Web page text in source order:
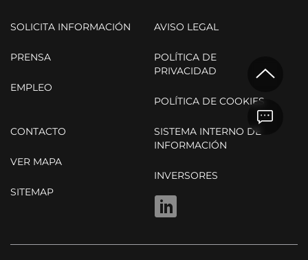
SOLICITA INFORMACIÓN
PRENSA
EMPLEO
AVISO LEGAL
POLÍTICA DE
PRIVACIDAD
POLÍTICA DE COOKIES
CONTACTO
VER MAPA
SITEMAP
SISTEMA INTERNO DE
INFORMACIÓN
INVERSORES
LINKEDIN